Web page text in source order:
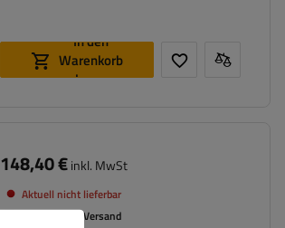
In den
Warenkorb
legen
148,40 €inkl. MwSt
Aktuell nicht lieferbar
Individuelles Versand